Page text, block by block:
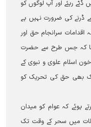
رہئے اور آپ لوگوں کو
کی ضرورت نہيں ہے
اقدامات سرانجام حق اور
کہا کہ جس طرح سے حضرت
اسلام علوی و نبوی کے
بھی حق کی تحریک کو
ہوئے کہ عوام کو میدان
میں سحر کے وقت تک